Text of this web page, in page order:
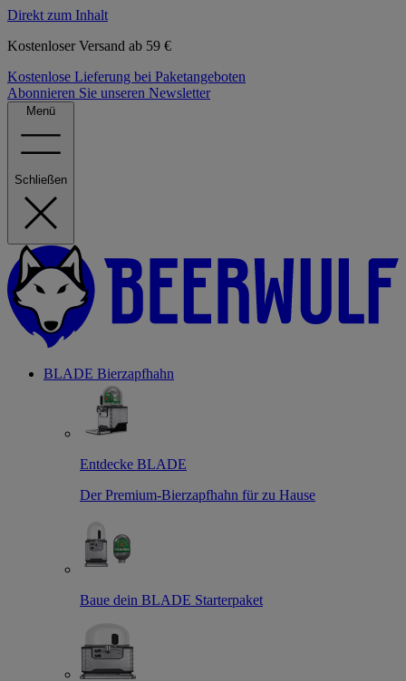
Direkt zum Inhalt
Kostenloser Versand ab 59 €
Kostenlose Lieferung bei Paketangeboten
Abonnieren Sie unseren Newsletter
Menü
Schließen
BLADE Bierzapfhahn
Entdecke BLADE
Der Premium-Bierzapfhahn für zu Hause
Baue dein BLADE Starterpaket